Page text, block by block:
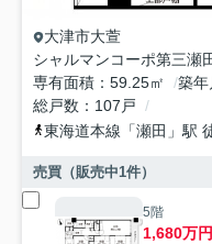
大津市大萱
シャルマンコーポ第三瀬
専有面積
59.25㎡ 築年
総戸数
107戸
東海道本線 「瀬田 」駅
売買（販売中1件）
5階
1,680万円